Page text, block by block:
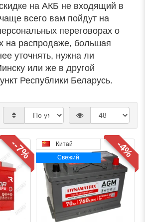
на АКБ не входящий в
всего вам пойдут на
переговорах о
на распродаже, большая
уточнять, нужна ли
или же в другой
Республики Беларусь.
--7%
Китай
Свежий
-4%